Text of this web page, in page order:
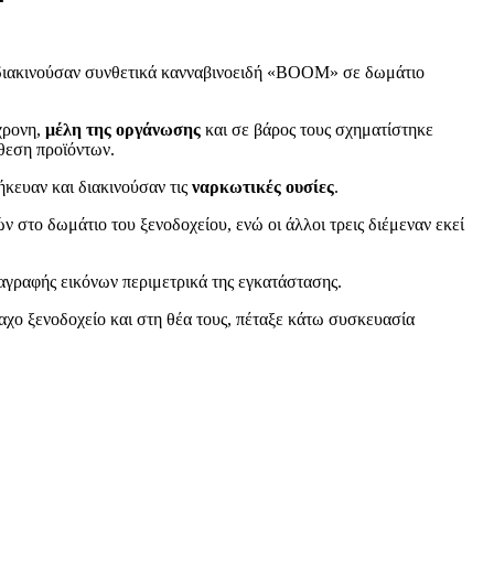
συνθετικά κανναβινοειδή «BOOM» σε δωμάτιο
μέλη της οργάνωσης και σε βάρος τους σχηματίστηκε
προϊόντων.
και διακινούσαν τις ναρκωτικές ουσίες.
δωμάτιο του ξενοδοχείου, ενώ οι άλλοι τρεις διέμεναν εκεί
εικόνων περιμετρικά της εγκατάστασης.
ξενοδοχείο και στη θέα τους, πέταξε κάτω συσκευασία